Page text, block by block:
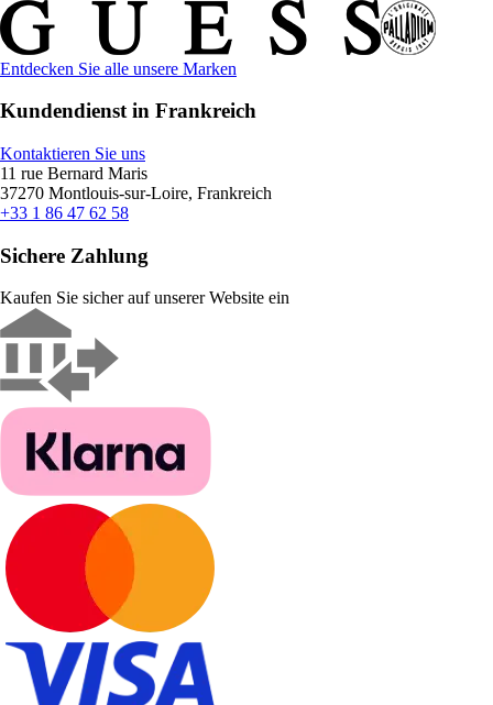
Entdecken Sie alle unsere Marken
Kundendienst in Frankreich
Kontaktieren Sie uns
11 rue Bernard Maris
37270 Montlouis-sur-Loire, Frankreich
+33 1 86 47 62 58
Sichere Zahlung
Kaufen Sie sicher auf unserer Website ein